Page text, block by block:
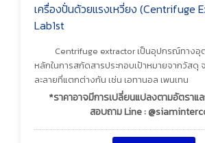
เครื่องปั่นด้วยแรงเหวี่ยง (Centrifuge
Lab1st
Centrifuge extractor เป็นอุปกรณ์ทางอุ
หลักในการสกัดสารประกอบเป้าหมายจากวัสดุ
ละลายที่แตกต่างกัน เช่น เอทานอล เพนเทน
*ราคาอาจมีการเปลี่ยนแปลงตามอัตราแ
สอบถาม Line :